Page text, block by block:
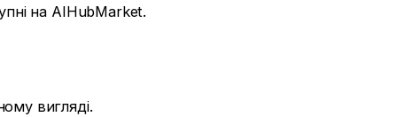
на AIHubMarket.
вигляді.